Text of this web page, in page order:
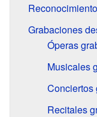
Grabaciones
Óperas
Musicales
Conciertos
Recitales